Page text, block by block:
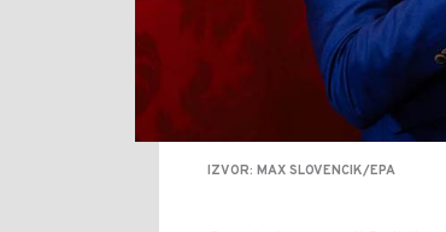
IZVOR: MAX SLOVENCIK/EPA